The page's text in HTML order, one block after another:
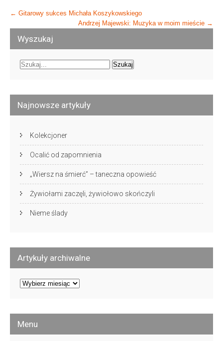
Post
navigation
← Gitarowy sukces Michała Koszykowskiego
Andrzej Majewski: Muzyka w moim mieście →
Wyszukaj
Najnowsze artykuły
Kolekcjoner
Ocalić od zapomnienia
„Wiersz na śmierć” – taneczna opowieść
Żywiołami zaczęli, żywiołowo skończyli
Nieme ślady
Artykuły archiwalne
Artykuły
Menu